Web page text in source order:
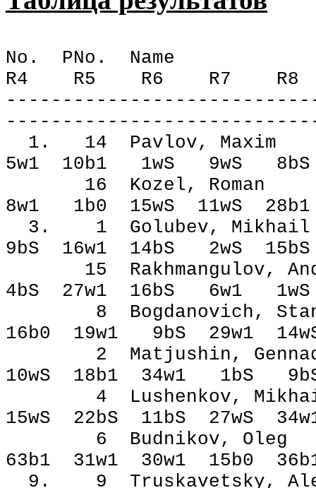
No. PNo.
R4 R5 R6 R7 R8
1. 14 Pavlov,
5w1 10b1 1wЅ 9wЅ
16 Kozel,
8w1 1b0 15wЅ 11wЅ
3. 1 Golubev,
9bЅ 16w1 14bЅ 2wЅ
15
4bЅ 27w1 16bЅ 6w1
8 Bogdanovich,
16b0 19w1 9bЅ 29w1
2 Matjushin,
10wЅ 18b1 34w1 1bЅ
4 Lushenkov,
15wЅ 22bЅ 11bЅ 27wЅ
6 Budnikov,
63b1 31w1 30w1 15b0
9. 9 Truskavetsky,